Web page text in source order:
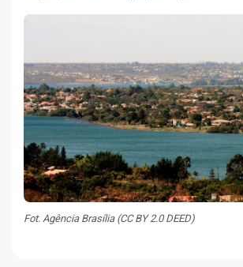
Fot. Agência Brasília (CC BY 2.0 DEED)